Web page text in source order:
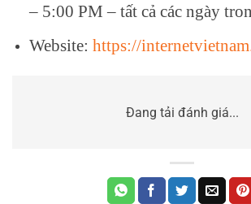
– 5:00 PM – tất cả các ngày
Website: https://
Đang tải đánh giá...